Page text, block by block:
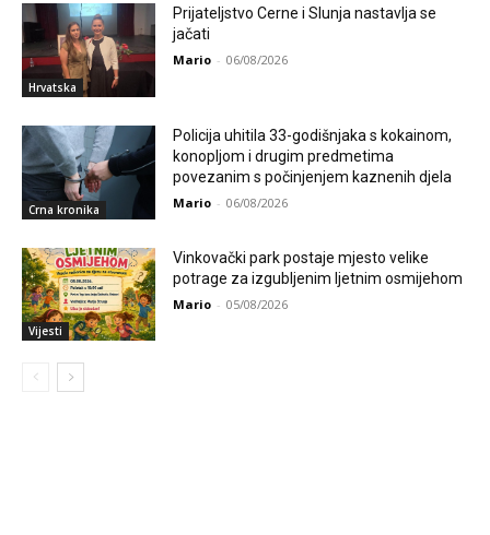
Hrvatska
Prijateljstvo Cerne i Slunja nastavlja se
jačati
Mario - 06/08/2026
Crna kronika
Policija uhitila 33-godišnjaka s kokainom,
konopljom i drugim predmetima
povezanim s počinjenjem kaznenih djela
Mario - 06/08/2026
Vijesti
Vinkovački park postaje mjesto velike
potrage za izgubljenim ljetnim osmijehom
Mario - 05/08/2026